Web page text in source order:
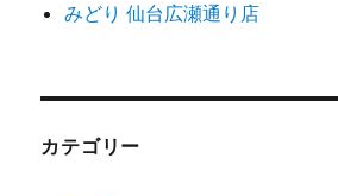
みどり 仙台広瀬通り店
カテゴリー